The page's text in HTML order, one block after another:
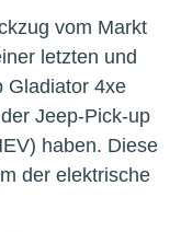
vom Markt
letzten und
Gladiator 4xe
Jeep-Pick-up
haben. Diese
der elektrische